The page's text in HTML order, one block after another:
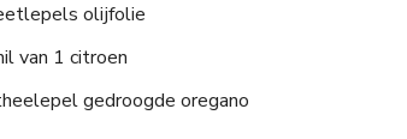
olijfolie
van 1 citroen
gedroogde oregano